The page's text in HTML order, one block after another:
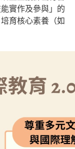
實作及參與」的
育核心素養（如